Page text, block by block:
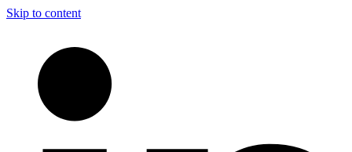
Skip to content